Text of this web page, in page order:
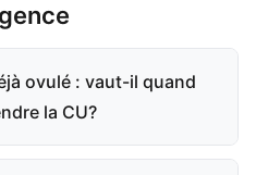
ovulé : vaut-il quand
la CU?